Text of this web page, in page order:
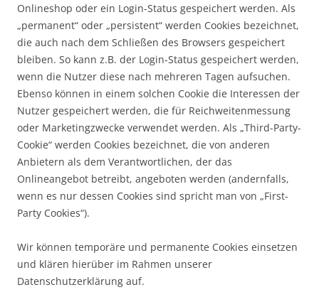
Onlineshop oder ein Login-Status gespeichert werden. Als
„permanent“ oder „persistent“ werden Cookies bezeichnet,
die auch nach dem Schließen des Browsers gespeichert
bleiben. So kann z.B. der Login-Status gespeichert werden,
wenn die Nutzer diese nach mehreren Tagen aufsuchen.
Ebenso können in einem solchen Cookie die Interessen der
Nutzer gespeichert werden, die für Reichweitenmessung
oder Marketingzwecke verwendet werden. Als „Third-Party-
Cookie“ werden Cookies bezeichnet, die von anderen
Anbietern als dem Verantwortlichen, der das
Onlineangebot betreibt, angeboten werden (andernfalls,
wenn es nur dessen Cookies sind spricht man von „First-
Party Cookies“).
Wir können temporäre und permanente Cookies einsetzen
und klären hierüber im Rahmen unserer
Datenschutzerklärung auf.